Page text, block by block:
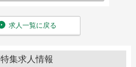
求人一覧に戻る
特集求人情報